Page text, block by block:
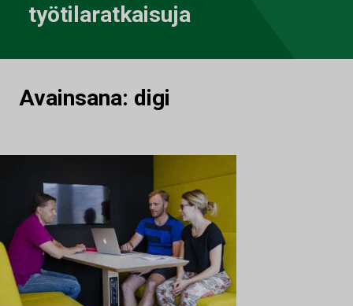
työtilaratkaisuja
Avainsana: digi